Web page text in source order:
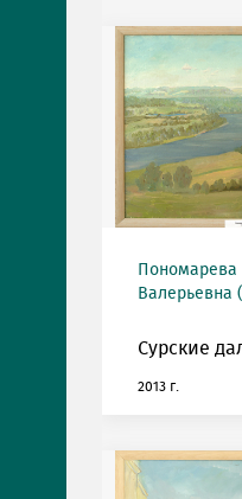
Валерьевна
Сурские
2013 г.